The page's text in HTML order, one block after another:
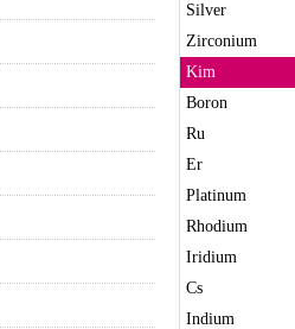
Silver
Zirconium
Kim
Boron
Ru
Er
Platinum
Rhodium
Iridium
Cs
Indium